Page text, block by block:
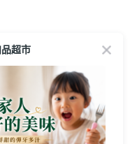
超市